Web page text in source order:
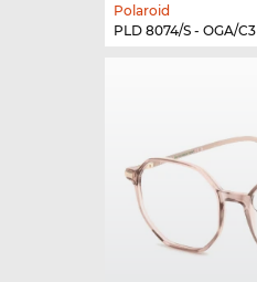
Polaroid
PLD 8074/S - OGA/C3